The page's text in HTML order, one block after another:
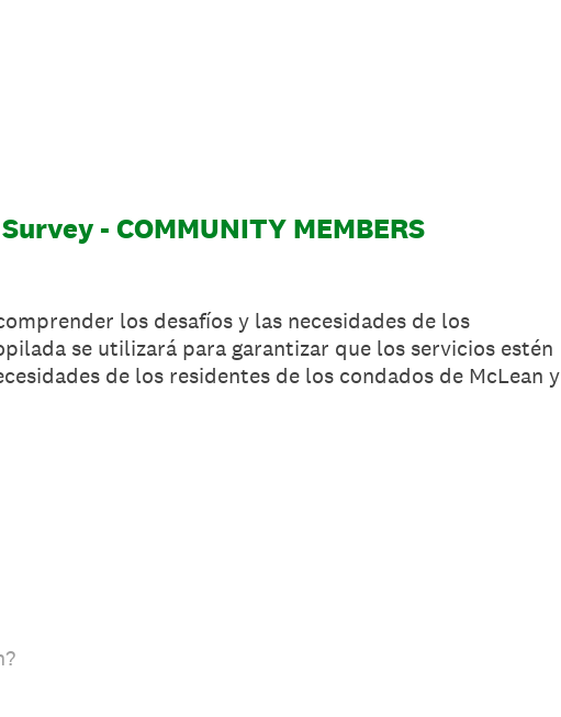
- COMMUNITY MEMBERS
los desafíos y las necesidades de los
se utilizará para garantizar que los servicios estén
de los residentes de los condados de McLean y